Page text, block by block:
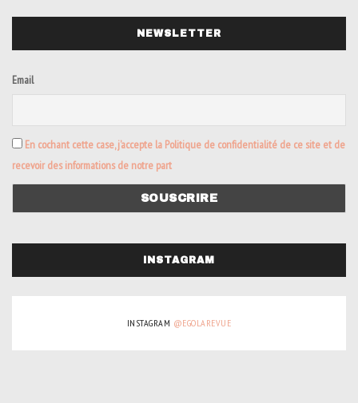
NEWSLETTER
Email
En cochant cette case, j’accepte la Politique de confidentialité de ce site et de
recevoir des informations de notre part
INSTAGRAM
INSTAGRAM @EGOLAREVUE